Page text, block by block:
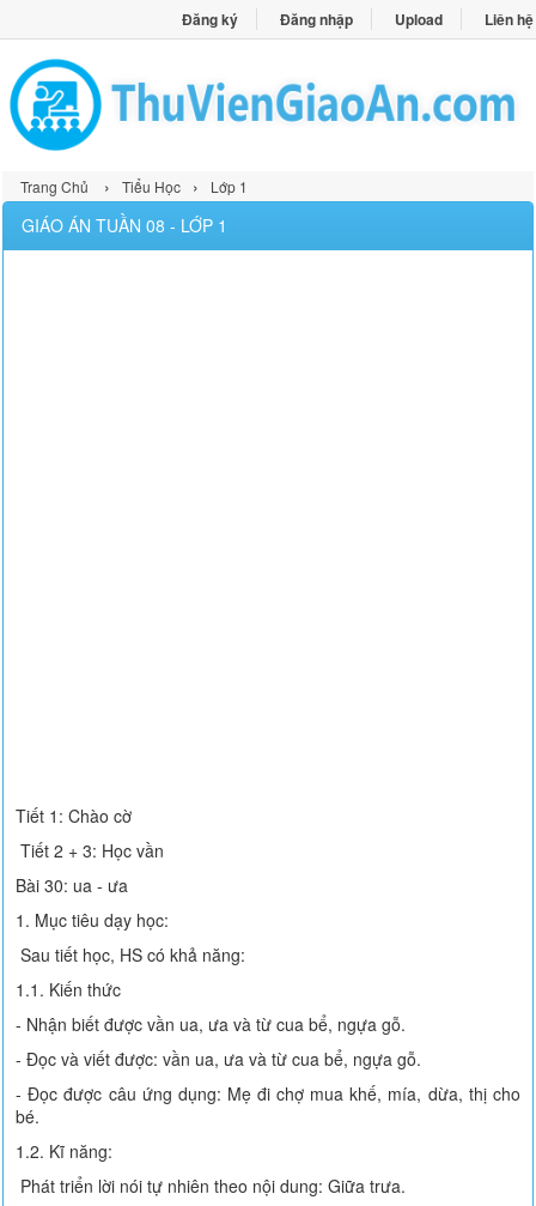
Đăng ký Đăng nhập Upload Liên hệ
Trang Chủ › Tiểu Học › Lớp 1
GIÁO ÁN TUẦN 08 - LỚP 1
Tiết 1: Chào cờ
Tiết 2 + 3: Học vần
Bài 30: ua - ưa
1. Mục tiêu dạy học:
Sau tiết học, HS có khả năng:
1.1. Kiến thức
- Nhận biết được vần ua, ưa và từ cua bể, ngựa gỗ.
- Đọc và viết được: vần ua, ưa và từ cua bể, ngựa gỗ.
- Đọc được câu ứng dụng: Mẹ đi chợ mua khế, mía, dừa, thị cho
bé.
1.2. Kĩ năng:
Phát triển lời nói tự nhiên theo nội dung: Giữa trưa.